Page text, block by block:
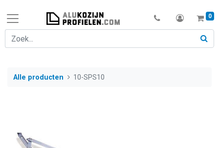
0
Alle producten 10-SPS10